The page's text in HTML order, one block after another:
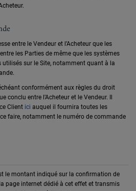
entre le Vendeur et l’Acheteur que les
les Parties de même que les systèmes
sur le Site, notamment quant à la
conformément aux règles du droit
entre l’Acheteur et le Vendeur. Il
Client ici auquel il fournira toutes les
faire, notamment le numéro de commande
le montant indiqué sur la confirmation de
page internet dédié à cet effet et transmis